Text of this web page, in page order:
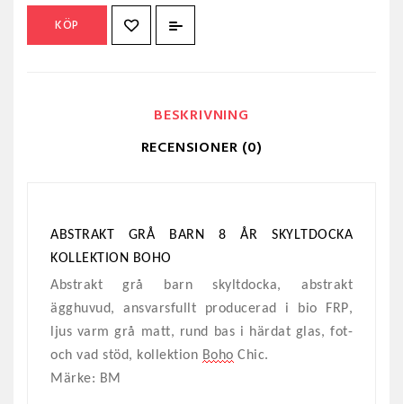
KÖP
BESKRIVNING
RECENSIONER (0)
ABSTRAKT GRÅ BARN 8 ÅRSKYLTDOCKA
KOLLEKTION BOHO
Abstrakt grå
barn skyltdocka, abstrakt
ägghuvud, ansvarsfullt producerad i bio FRP,
ljus varm grå matt, rund bas i härdat glas, fot-
och vad stöd, kollektion Boho Chic.
Märke: BM